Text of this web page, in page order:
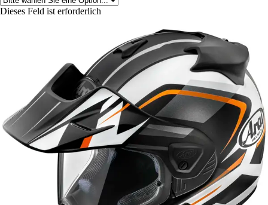
Dieses Feld ist erforderlich